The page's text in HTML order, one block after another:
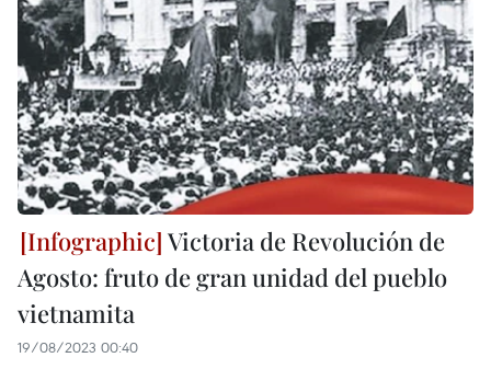
Victoria de Revolución de
Agosto: fruto de gran unidad del pueblo
vietnamita
19/08/2023 00:40